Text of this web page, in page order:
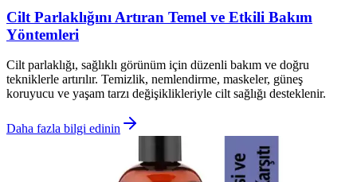
Cilt Parlaklığını Artıran Temel ve Etkili Bakım
Yöntemleri
Cilt parlaklığı, sağlıklı görünüm için düzenli bakım ve doğru
tekniklerle artırılır. Temizlik, nemlendirme, maskeler, güneş
koruyucu ve yaşam tarzı değişiklikleriyle cilt sağlığı desteklenir.
Daha fazla bilgi edinin